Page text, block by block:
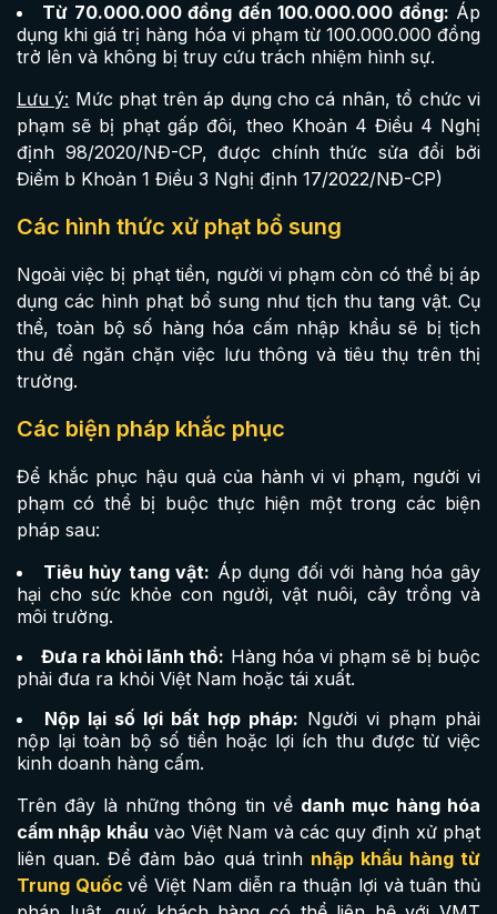
Từ 70.000.000 đồng đến 100.000.000 đồng: Áp
dụng khi giá trị hàng hóa vi phạm từ 100.000.000 đồng
trở lên và không bị truy cứu trách nhiệm hình sự.
Lưu ý: Mức phạt trên áp dụng cho cá nhân, tổ chức vi
phạm sẽ bị phạt gấp đôi, theo Khoản 4 Điều 4 Nghị
định 98/2020/NĐ-CP, được chính thức sửa đổi bởi
Điểm b Khoản 1 Điều 3 Nghị định 17/2022/NĐ-CP)
Các hình thức xử phạt bổ sung
Ngoài việc bị phạt tiền, người vi phạm còn có thể bị áp
dụng các hình phạt bổ sung như tịch thu tang vật. Cụ
thể, toàn bộ số hàng hóa cấm nhập khẩu sẽ bị tịch
thu để ngăn chặn việc lưu thông và tiêu thụ trên thị
trường.
Các biện pháp khắc phục
Để khắc phục hậu quả của hành vi vi phạm, người vi
phạm có thể bị buộc thực hiện một trong các biện
pháp sau:
Tiêu hủy tang vật: Áp dụng đối với hàng hóa gây
hại cho sức khỏe con người, vật nuôi, cây trồng và
môi trường.
Đưa ra khỏi lãnh thổ: Hàng hóa vi phạm sẽ bị buộc
phải đưa ra khỏi Việt Nam hoặc tái xuất.
Nộp lại số lợi bất hợp pháp: Người vi phạm phải
nộp lại toàn bộ số tiền hoặc lợi ích thu được từ việc
kinh doanh hàng cấm.
Trên đây là những thông tin về danh mục hàng hóa
cấm nhập khẩu vào Việt Nam và các quy định xử phạt
liên quan. Để đảm bảo quá trình nhập khẩu hàng từ
Trung Quốc về Việt Nam diễn ra thuận lợi và tuân thủ